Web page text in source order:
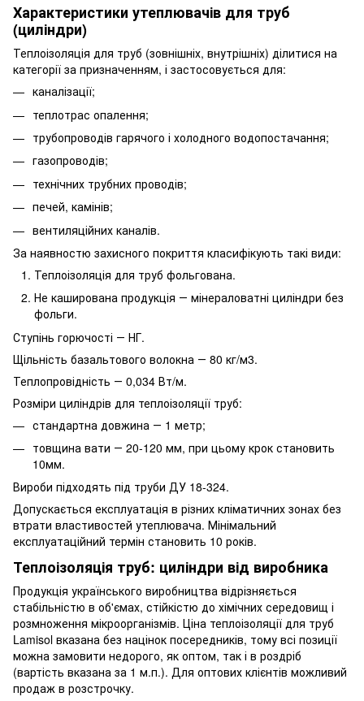
Характеристики утеплювачів для труб
(циліндри)
Теплоізоляція для труб (зовнішніх, внутрішніх) ділитися на
категорії за призначенням, і застосовується для:
каналізації;
теплотрас опалення;
трубопроводів гарячого і холодного водопостачання;
газопроводів;
технічних трубних проводів;
печей, камінів;
вентиляційних каналів.
За наявностю захисного покриття класифікують такі види:
Теплоізоляція для труб фольгована.
Не каширована продукція ― мінераловатні циліндри без
фольги.
Ступінь горючості ― НГ.
Щільність базальтового волокна ― 80 кг/м3.
Теплопровідність ― 0,034 Вт/м.
Розміри циліндрів для теплоізоляції труб:
стандартна довжина ― 1 метр;
товщина вати ― 20-120 мм, при цьому крок становить
10мм.
Вироби підходять під труби ДУ 18-324.
Допускається експлуатація в різних кліматичних зонах без
втрати властивостей утеплювача. Мінімальний
експлуатаційний термін становить 10 років.
Теплоізоляція труб: циліндри від виробника
Продукція українського виробництва відрізняється
стабільністю в об'ємах, стійкістю до хімічних середовищ і
розмноження мікроорганізмів. Ціна теплоізоляції для труб
Lamisol вказана без націнок посередників, тому всі позиції
можна замовити недорого, як оптом, так і в роздріб
(вартість вказана за 1 м.п.). Для оптових клієнтів можливий
продаж в розстрочку.